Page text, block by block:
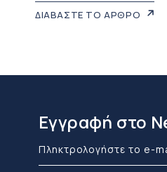
ΔΙΑΒΑΣΤΕ ΤΟ ΑΡΘΡΟ
Εγγραφή στο